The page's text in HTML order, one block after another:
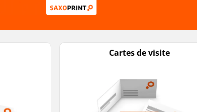
Cartes de visite